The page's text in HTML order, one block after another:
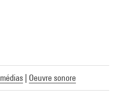
Oeuvre sonore